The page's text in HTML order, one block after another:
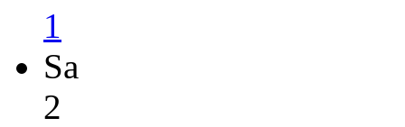
1
Sa
2